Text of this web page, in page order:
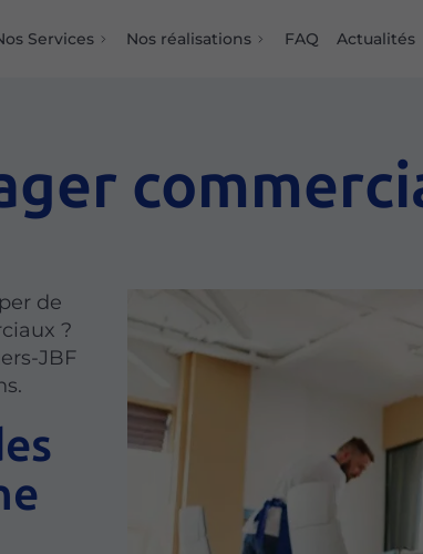
Services Nos réalisations FAQ Actualités
de
?
JBF